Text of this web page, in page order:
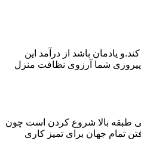
یادمان باشد از درآمد این
شما آرزوی نظافت منزل
طبقه بالا شروع کردن است چون
تمام جهان برای تمیز کاری